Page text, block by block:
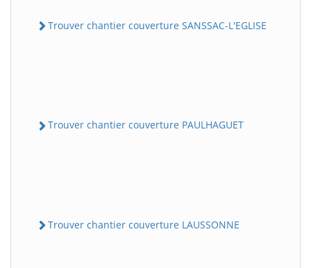
Trouver chantier couverture SANSSAC-L'EGLISE
Trouver chantier couverture PAULHAGUET
Trouver chantier couverture LAUSSONNE